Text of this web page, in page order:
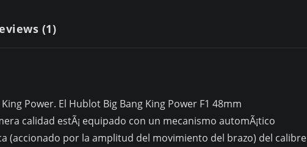
(1)
Power. El Hublot Big Bang King Power F1 48mm
calidad estÃ¡ equipado con un mecanismo automÃ¡tico
(accionado por la amplitud del movimiento del brazo) del calibre